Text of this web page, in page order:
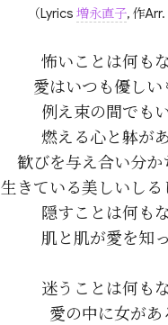
（Lyrics 増永直子, 作Arr.
怖いことは何も
愛はいつも優しい
例え束の間でも
燃える心と躰が
歓びを与え合い分か
生きている美しいしる
隠すことは何も
肌と肌が愛を知
迷うことは何も
愛の中に女があ